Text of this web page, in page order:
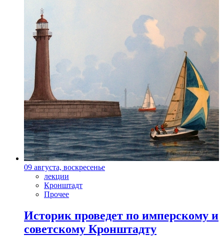
09 августа, воскресенье
лекции
Кронштадт
Прочее
Историк проведет по имперскому и
советскому Кронштадту